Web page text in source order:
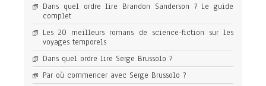
Dans quel ordre lire Brandon Sanderson ? Le guide
complet
Les 20 meilleurs romans de science-fiction sur les
voyages temporels
Dans quel ordre lire Serge Brussolo ?
Par où commencer avec Serge Brussolo ?